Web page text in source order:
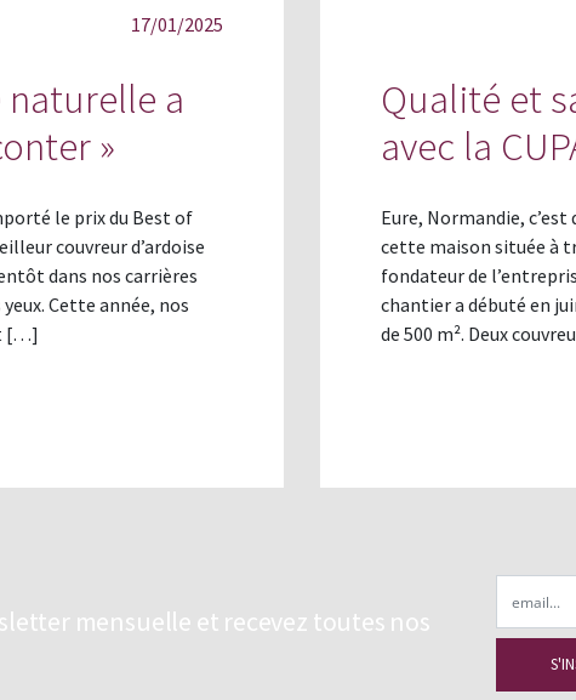
17/01/2025
naturelle a
»
le prix du Best of
couvreur d’ardoise
dans nos carrières
Cette année, nos
[…]
Qualité et
avec la
Eure, Normandie,
cette maison située à
fondateur de
chantier a débuté en
de 500 m². Deux
mensuelle et recevez toutes nos